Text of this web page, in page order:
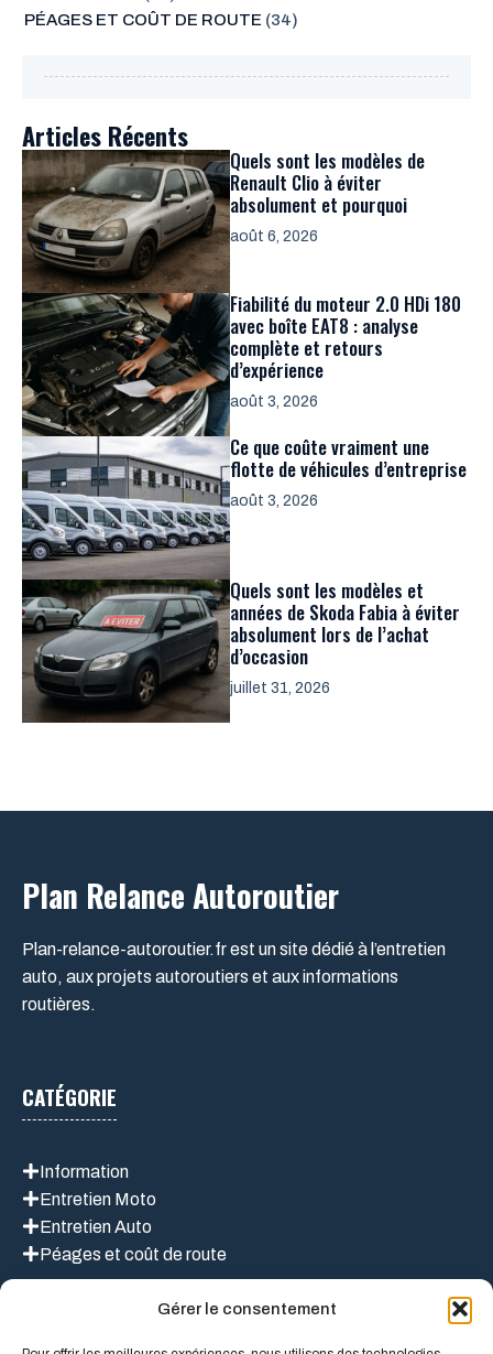
Gérer le consentement
PÉAGES ET COÛT DE ROUTE (34)
Articles Récents
Quels sont les modèles de
Renault Clio à éviter
absolument et pourquoi
août 6, 2026
Fiabilité du moteur 2.0 HDi 180
avec boîte EAT8 : analyse
complète et retours
d’expérience
août 3, 2026
Ce que coûte vraiment une
flotte de véhicules d’entreprise
août 3, 2026
Quels sont les modèles et
années de Skoda Fabia à éviter
absolument lors de l’achat
d’occasion
juillet 31, 2026
Plan Relance Autoroutier
Plan-relance-autoroutier.fr est un site dédié à l’entretien
auto, aux projets autoroutiers et aux informations
routières.
CATÉGORIE
Information
Entretien Moto
Entretien Auto
Péages et coût de route
LIEN UTILES